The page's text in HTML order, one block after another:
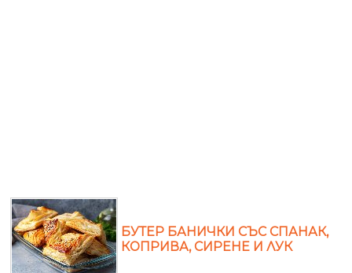
БУТЕР БАНИЧКИ СЪС СПАНАК,
КОПРИВА, СИРЕНЕ И ЛУК